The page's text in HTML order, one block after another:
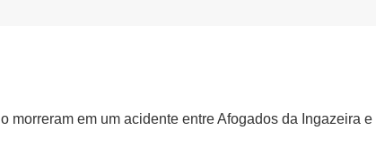
morreram em um acidente entre Afogados da Ingazeira e